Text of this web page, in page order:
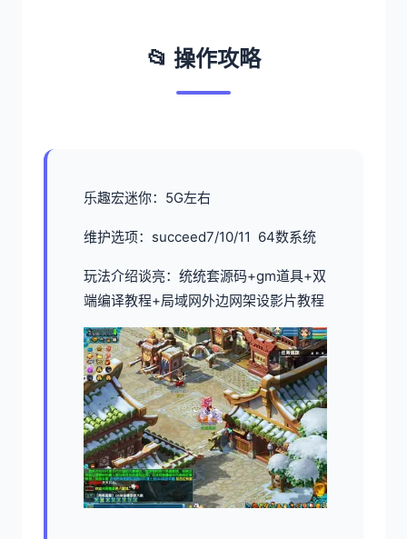
📂 操作攻略
乐趣宏迷你：5G左右
维护选项：succeed7/10/11 64数系统
玩法介绍谈亮：统统套源码+gm道具+双
端编译教程+局域网外边网架设影片教程